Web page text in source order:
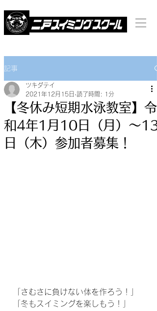
記事
【冬休み短期水泳教室】令
和4年1月10日（月）〜13
日（木）参加者募集！
ツキダテイ
2021年12月15日 読了時間: 1分
「さむさに負けない体を作ろう！」
「冬もスイミングを楽しもう！」